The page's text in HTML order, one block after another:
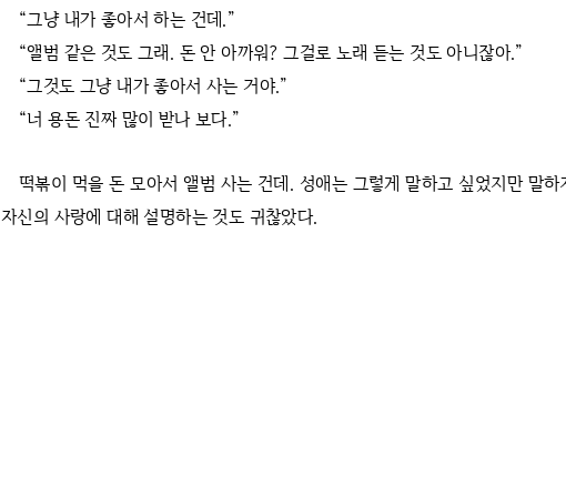
“그냥 내가 좋아서 하는 건데.”
“앨범 같은 것도 그래. 돈 안 아까워? 그걸로 노래 듣는 것도 아니잖아.”
“그것도 그냥 내가 좋아서 사는 거야.”
“너 용돈 진짜 많이 받나 보다.”
떡볶이 먹을 돈 모아서 앨범 사는 건데. 성애는 그렇게 말하고 싶었지만 말하
자신의 사랑에 대해 설명하는 것도 귀찮았다.